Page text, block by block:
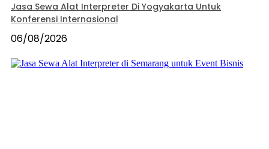
Jasa Sewa Alat Interpreter Di Yogyakarta Untuk
Konferensi Internasional
06/08/2026